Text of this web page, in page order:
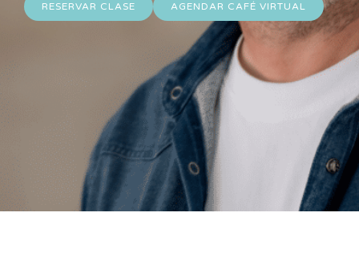
RESERVAR CLASE AGENDAR CAFÉ VIRTUAL